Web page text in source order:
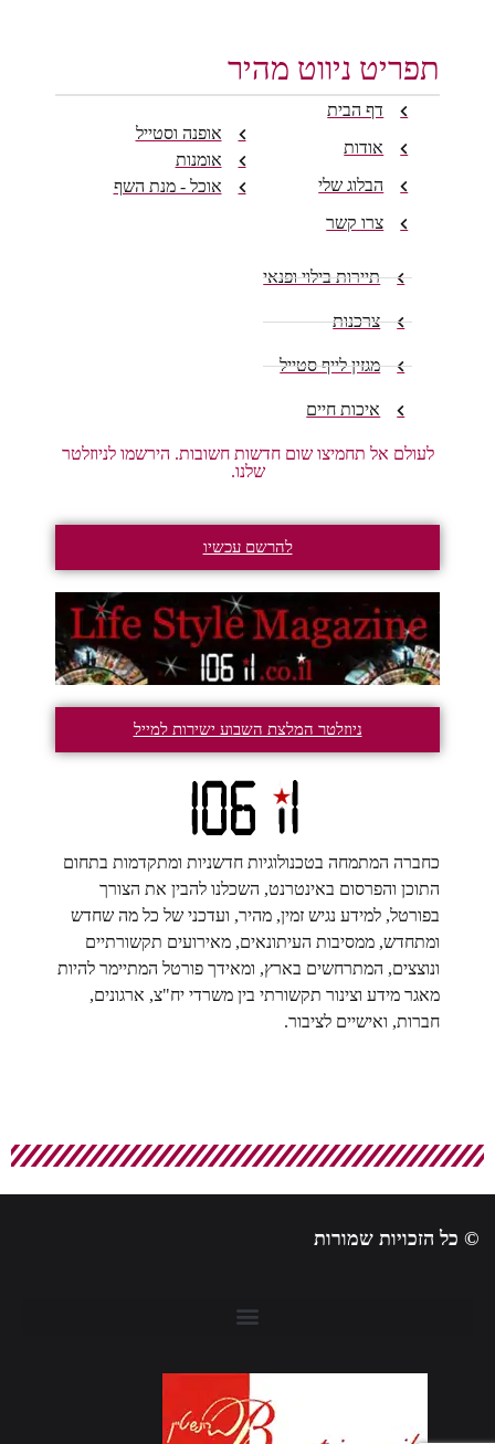
תפריט ניווט מהיר
דף הבית
אודות
הבלוג שלי
צרו קשר
אופנה וסטייל
אומנות
אוכל - מנת השף
תיירות בילוי ופנאי
צרכנות
מגזין לייף סטייל
איכות חיים
לעולם אל תחמיצו שום חדשות חשובות. הירשמו לניוזלטר
שלנו.
להרשם עכשיו
ניוזלטר המלצת השבוע ישירות למייל
כחברה המתמחה בטכנולוגיות חדשניות ומתקדמות בתחום
התוכן והפרסום באינטרנט, השכלנו להבין את הצורך
בפורטל, למידע נגיש זמין, מהיר, ועדכני של כל מה שחדש
ומתחדש, ממסיבות העיתונאים, מאירועים תקשורתיים
ונוצצים, המתרחשים בארץ, ומאידך פורטל המתיימר להיות
מאגר מידע וצינור תקשורתי בין משרדי יח"צ, ארגונים,
חברות, ואישיים לציבור.
© כל הזכויות שמורות